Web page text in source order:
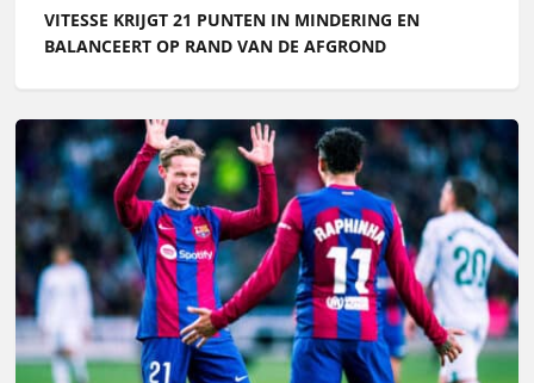
VITESSE KRIJGT 21 PUNTEN IN MINDERING EN
BALANCEERT OP RAND VAN DE AFGROND